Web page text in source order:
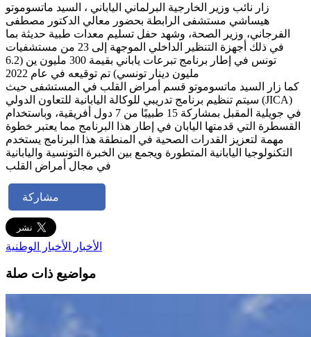
زار نائب وزير الخارجية البرلماني الياباني ، السيد ماتسوموتو
هيساشي مستشفى الرابطة بحضور معالي الدكتور مصطفى
الفرجاني، وزير الصحة، وشهد حفل تسليم معدات طبية حديثة بما
في ذلك أجهزة التنظير الداخلي الموجهة إلى 23 من مستشفيات
تونس في إطار برنامج تبرعات ياباني بقيمة 300 مليون ين (6.2
مليون دينار تونسي) تم توقيعه في عام 2022
كما زار السيد ماتسوموتو قسم أمراض القلب في المستشفى حيث
سيتم تنظيم برنامج تدريبي للوكالة اليابانية للتعاون الدولي (JICA)
في جويلية المقبل بمشاركة 15 طبيبًا من 7 دول أفريقية، وباستخدام
القسطرة التي قدمتها اليابان في إطار هذا البرنامج مما يعتبر خطوة
مهمة لتعزيز القدرات الصحية في المنطقة هذا البرنامج يستخدم
التكنولوجيا اليابانية المتطورة ويجمع بين الخبرة التونسية واليابانية
في مجال أمراض القلب
مشاركة
الأخبار الأخبار الوطنية
مواضيع ذات صلة